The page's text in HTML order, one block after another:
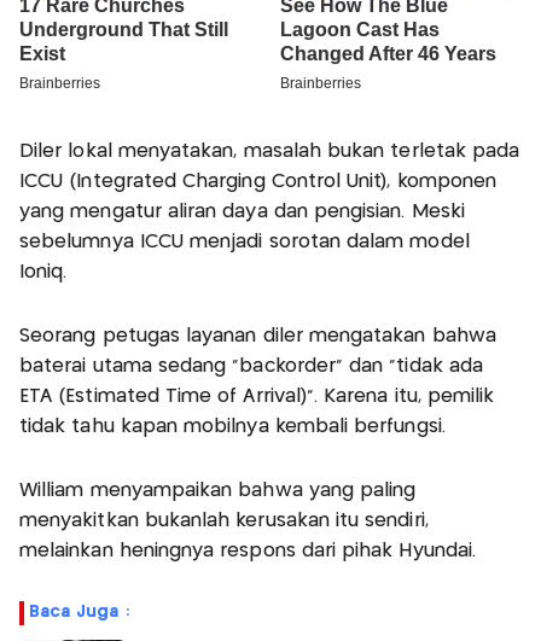
Diler lokal menyatakan, masalah bukan terletak pada
ICCU (Integrated Charging Control Unit), komponen
yang mengatur aliran daya dan pengisian. Meski
sebelumnya ICCU menjadi sorotan dalam model
Ioniq.
Seorang petugas layanan diler mengatakan bahwa
baterai utama sedang “backorder” dan “tidak ada
ETA (Estimated Time of Arrival)”. Karena itu, pemilik
tidak tahu kapan mobilnya kembali berfungsi.
William menyampaikan bahwa yang paling
menyakitkan bukanlah kerusakan itu sendiri,
melainkan heningnya respons dari pihak Hyundai.
Baca Juga :